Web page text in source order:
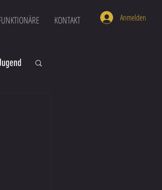
KONTAKT Anmelden